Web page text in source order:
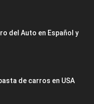
del Auto en Español y
de carros en USA